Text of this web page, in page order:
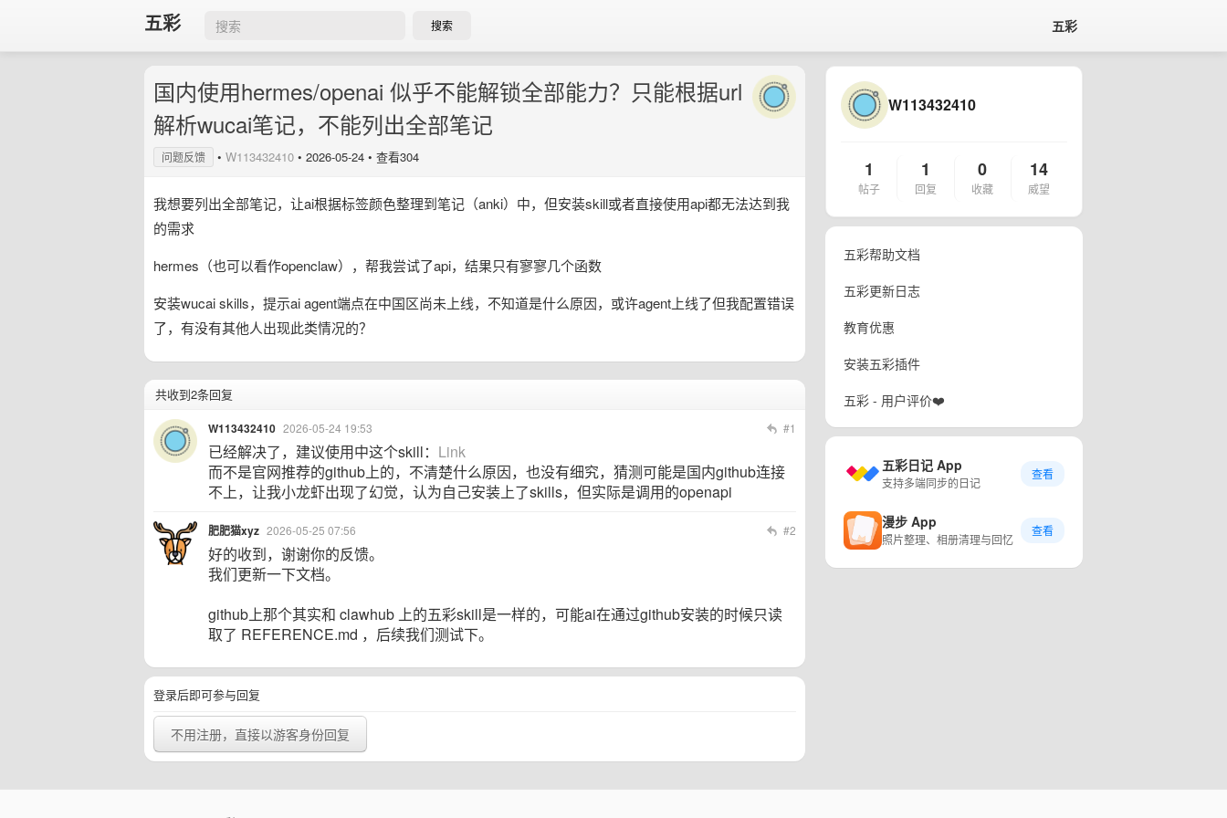
五彩 搜索 五彩
国内使用hermes/openai 似乎不能解锁全部能力？只能根据url
解析wucai笔记，不能列出全部笔记
问题反馈 • W113432410 • 2026-05-24 • 查看304
我想要列出全部笔记，让ai根据标签颜色整理到笔记（anki）中，但安装skill或者直接使用api都无法达到我
的需求
hermes（也可以看作openclaw），帮我尝试了api，结果只有寥寥几个函数
安装wucai skills，提示ai agent端点在中国区尚未上线，不知道是什么原因，或许agent上线了但我配置错误
了，有没有其他人出现此类情况的？
共收到2条回复
W113432410 2026-05-24 19:53 #1
已经解决了，建议使用中这个skill： Link
而不是官网推荐的github上的，不清楚什么原因，也没有细究，猜测可能是国内github连接
不上，让我小龙虾出现了幻觉，认为自己安装上了skills，但实际是调用的openapi
肥肥猫xyz 2026-05-25 07:56 #2
好的收到，谢谢你的反馈。
我们更新一下文档。
github上那个其实和 clawhub 上的五彩skill是一样的，可能ai在通过github安装的时候只读
取了 REFERENCE.md ，后续我们测试下。
登录后即可参与回复
不用注册，直接以游客身份回复
W113432410
1
帖子
1
回复
0
收藏
14
威望
五彩帮助文档
五彩更新日志
教育优惠
安装五彩插件
五彩 - 用户评价❤️
五彩日记 App
支持多端同步的日记
查看
漫步 App
照片整理、相册清理与回忆
查看